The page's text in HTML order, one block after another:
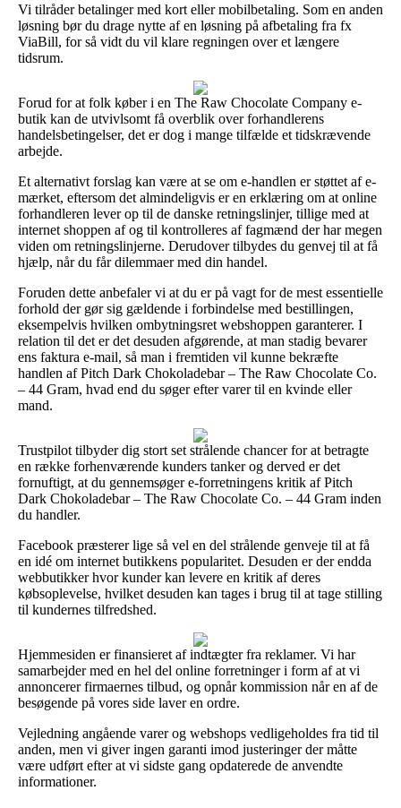
Vi tilråder betalinger med kort eller mobilbetaling. Som en anden
løsning bør du drage nytte af en løsning på afbetaling fra fx
ViaBill, for så vidt du vil klare regningen over et længere
tidsrum.
Forud for at folk køber i en The Raw Chocolate Company e-
butik kan de utvivlsomt få overblik over forhandlerens
handelsbetingelser, det er dog i mange tilfælde et tidskrævende
arbejde.
Et alternativt forslag kan være at se om e-handlen er støttet af e-
mærket, eftersom det almindeligvis er en erklæring om at online
forhandleren lever op til de danske retningslinjer, tillige med at
internet shoppen af og til kontrolleres af fagmænd der har megen
viden om retningslinjerne. Derudover tilbydes du genvej til at få
hjælp, når du får dilemmaer med din handel.
Foruden dette anbefaler vi at du er på vagt for de mest essentielle
forhold der gør sig gældende i forbindelse med bestillingen,
eksempelvis hvilken ombytningsret webshoppen garanterer. I
relation til det er det desuden afgørende, at man stadig bevarer
ens faktura e-mail, så man i fremtiden vil kunne bekræfte
handlen af Pitch Dark Chokoladebar – The Raw Chocolate Co.
– 44 Gram, hvad end du søger efter varer til en kvinde eller
mand.
Trustpilot tilbyder dig stort set strålende chancer for at betragte
en række forhenværende kunders tanker og derved er det
fornuftigt, at du gennemsøger e-forretningens kritik af Pitch
Dark Chokoladebar – The Raw Chocolate Co. – 44 Gram inden
du handler.
Facebook præsterer lige så vel en del strålende genveje til at få
en idé om internet butikkens popularitet. Desuden er der endda
webbutikker hvor kunder kan levere en kritik af deres
købsoplevelse, hvilket desuden kan tages i brug til at tage stilling
til kundernes tilfredshed.
Hjemmesiden er finansieret af indtægter fra reklamer. Vi har
samarbejder med en hel del online forretninger i form af at vi
annoncerer firmaernes tilbud, og opnår kommission når en af de
besøgende på vores side laver en ordre.
Vejledning angående varer og webshops vedligeholdes fra tid til
anden, men vi giver ingen garanti imod justeringer der måtte
være udført efter at vi sidste gang opdaterede de anvendte
informationer.